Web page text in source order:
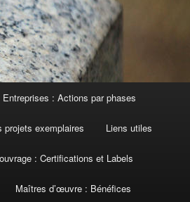
Entreprises : Actions par phases
projets exemplaires Liens utiles
: Certifications et Labels
Maîtres d’œuvre : Bénéfices